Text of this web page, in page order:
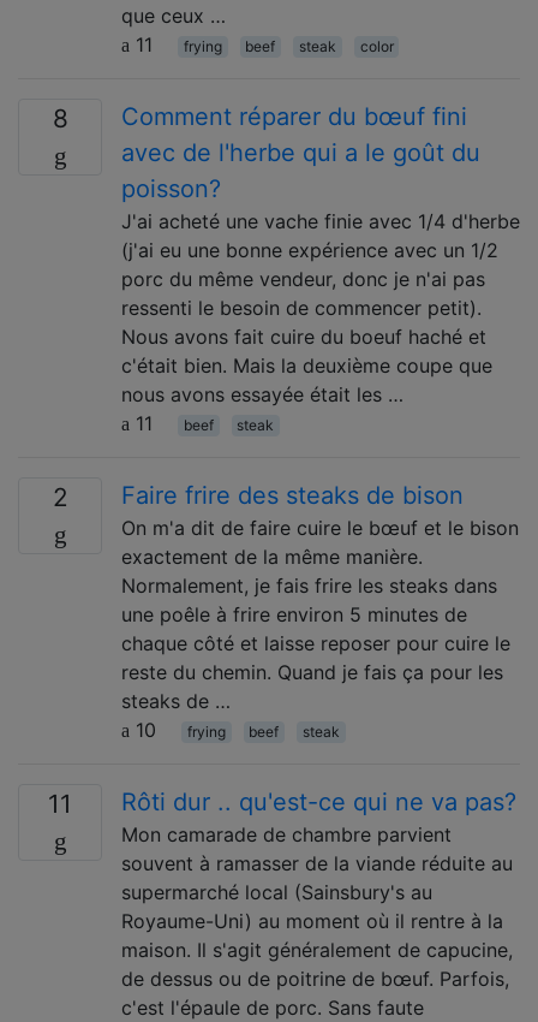
que ceux …
11
frying beef steak color
8
Comment réparer du bœuf fini
avec de l'herbe qui a le goût du
poisson?
J'ai acheté une vache finie avec 1/4 d'herbe
(j'ai eu une bonne expérience avec un 1/2
porc du même vendeur, donc je n'ai pas
ressenti le besoin de commencer petit).
Nous avons fait cuire du boeuf haché et
c'était bien. Mais la deuxième coupe que
nous avons essayée était les …
11
beef steak
2 Faire frire des steaks de bison
On m'a dit de faire cuire le bœuf et le bison
exactement de la même manière.
Normalement, je fais frire les steaks dans
une poêle à frire environ 5 minutes de
chaque côté et laisse reposer pour cuire le
reste du chemin. Quand je fais ça pour les
steaks de …
10
frying beef steak
11 Rôti dur .. qu'est-ce qui ne va pas?
Mon camarade de chambre parvient
souvent à ramasser de la viande réduite au
supermarché local (Sainsbury's au
Royaume-Uni) au moment où il rentre à la
maison. Il s'agit généralement de capucine,
de dessus ou de poitrine de bœuf. Parfois,
c'est l'épaule de porc. Sans faute